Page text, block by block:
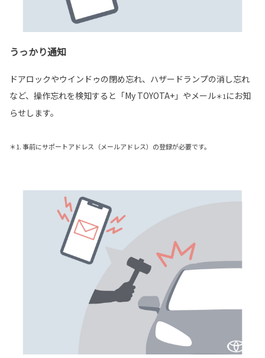
うっかり通知
ドアロックやウインドゥの閉め忘れ、ハザードランプの消し忘れ
など、操作忘れを検知すると「My TOYOTA+」やメール＊1 にお知
らせします。
＊1. 事前にサポートアドレス（メールアドレス）の登録が必要です。